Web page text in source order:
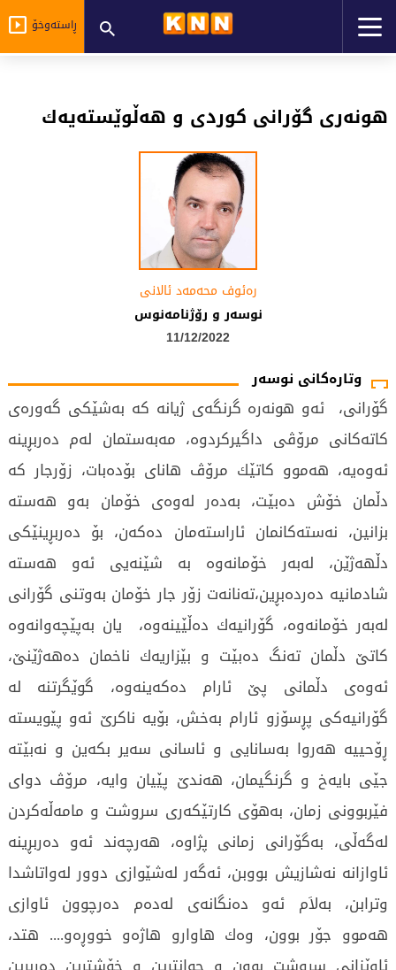
ڕاستەوخۆ
هونه‌ری‌ گۆرانی‌ كوردی‌ و هه‌ڵوێسته‌یه‌ك
رەئوف محەمەد ئالانی
نوسەر و رۆژنامەنوس
11/12/2022
وتارەکانی نوسەر
گۆرانی‌، ئه‌و هونه‌ره‌ گرنگه‌ی‌ ژیانه‌ كه‌ به‌شێكی‌ گه‌وره‌ی‌
كاته‌كانی‌ مرۆڤی‌ داگیركردوه‌، مه‌به‌ستمان له‌م ده‌ربڕینه‌
ئه‌وه‌یه‌، هه‌موو كاتێك مرۆڤ هانای‌ بۆده‌بات، زۆرجار كه‌
دڵمان خۆش ده‌بێت، به‌ده‌ر له‌وه‌ی‌ خۆمان به‌و هه‌سته‌
بزانین، نه‌سته‌كانمان ئاراسته‌مان ده‌كه‌ن، بۆ ده‌ربڕینێكی‌
دڵهه‌ژێن، له‌به‌ر خۆمانه‌وه‌ به‌ شێنه‌یی‌ ئه‌و هه‌سته‌
شادمانیه‌ ده‌رده‌بڕین،ته‌نانه‌ت زۆر جار خۆمان به‌وتنی‌ گۆرانی‌
له‌به‌ر خۆمانه‌وه‌، گۆرانیه‌ك ده‌ڵێینه‌وه‌، یان به‌پێچه‌وانه‌وه‌
كاتێ‌ دڵمان ته‌نگ ده‌بێت و بێزاریه‌ك ناخمان ده‌هه‌ژێنێ‌،
ئه‌وه‌ی‌ دڵمانی‌ پێ ئارام ده‌كه‌ینه‌وه‌، گوێگرتنه‌ له‌
گۆرانیه‌كی‌ پڕسۆزو ئارام به‌خش، بۆیه‌ ناكرێ‌ ئه‌و پێویسته‌
ڕۆحییه‌ هه‌روا به‌سانایی‌ و ئاسانی‌ سه‌یر بكه‌ین و نه‌بێته‌
جێی‌ بایه‌خ و گرنگیمان، هه‌ندێ‌ پێیان وایه‌، مرۆڤ دوای‌
فێربوونی‌ زمان، به‌هۆی‌ كارتێكه‌ری‌ سروشت و مامه‌ڵه‌كردن
له‌گه‌ڵی‌، به‌گۆرانی‌ زمانی‌ پژاوه‌، هه‌رچه‌ند ئه‌و ده‌ربڕینه‌
ئاوازانه‌ نه‌شازیش بووبن، ئه‌گه‌ر له‌شێوازی‌ دوور له‌واتاشدا
وترابن، به‌لاَم ئه‌و ده‌نگانه‌ی‌ له‌ده‌م ده‌رچوون ئاوازی
هه‌موو جۆر بوون، وه‌ك هاوارو هاژه‌و خووڕه‌و.... هتد،